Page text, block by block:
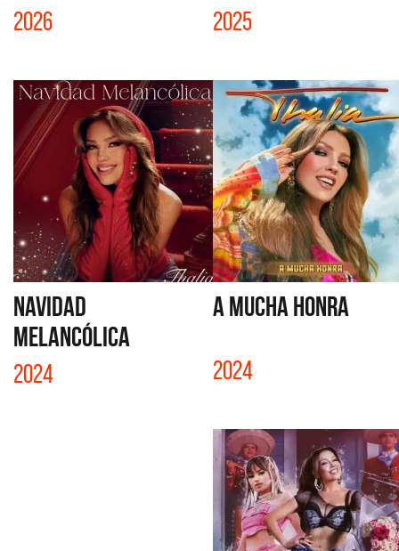
2026 2025
NAVIDAD
MELANCÓLICA
2024
A MUCHA HONRA
2024